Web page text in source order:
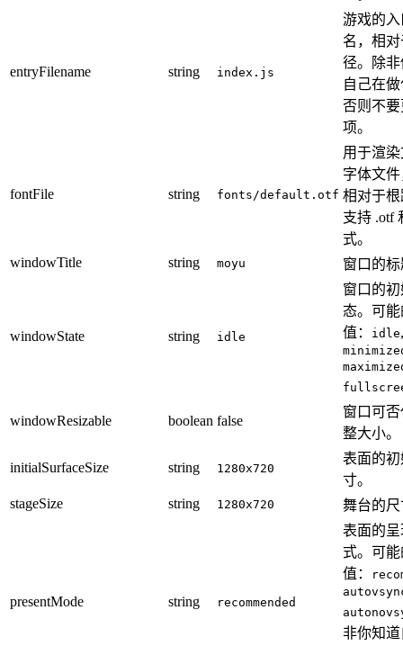
entryFilename string index.js
游戏的
名，相
径。除
自己在
否则不
项。
fontFile string fonts/default.otf
用于渲
字体文
相对于
支持 .otf
式。
windowTitle
string moyu 窗口的
windowState string idle
窗口的
态。可能
值：
idle,
windowResizable boolean false
窗口可
整大小。
initialSurfaceSize string 1280x720
表面的
寸。
stageSize
string 1280x720 舞台的
presentMode string recommended
表面的
式。可能
值：
非你知